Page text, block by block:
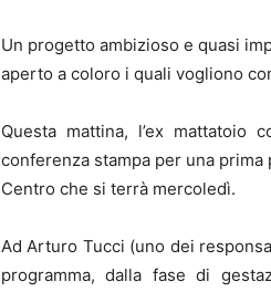
Un progetto ambizioso e quasi
aperto a coloro i quali vogliono
Questa mattina, l’ex mattatoio
conferenza stampa per una
Centro che si terrà mercoledì.
Ad Arturo Tucci (uno dei
programma, dalla fase di